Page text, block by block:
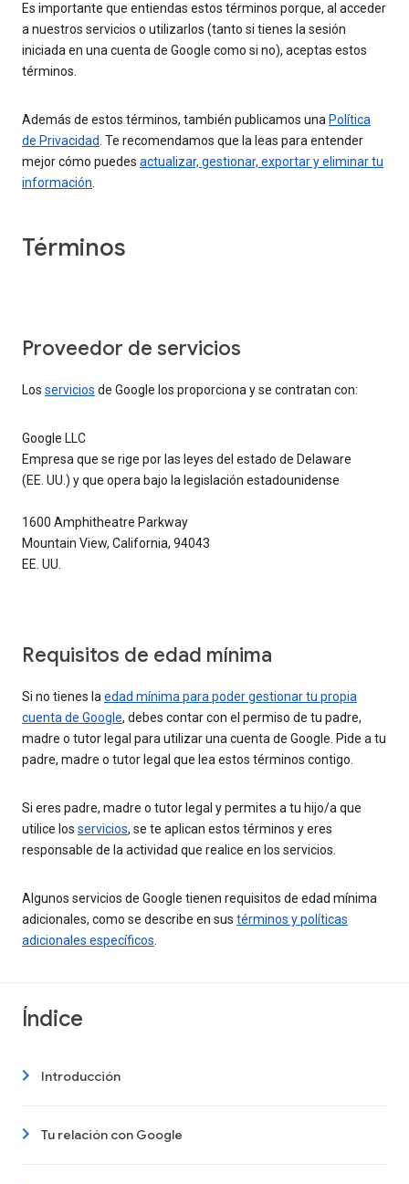
Es importante que entiendas estos términos porque, al acceder
a nuestros servicios o utilizarlos (tanto si tienes la sesión
iniciada en una cuenta de Google como si no), aceptas estos
términos.
Además de estos términos, también publicamos una Política
de Privacidad . Te recomendamos que la leas para entender
mejor cómo puedes actualizar, gestionar, exportar y eliminar tu
información
Términos
Proveedor de servicios
Los servicios de Google los proporciona y se contratan con:
Google LLC
Empresa que se rige por las leyes del estado de Delaware
(EE. UU.) y que opera bajo la legislación estadounidense
1600 Amphitheatre Parkway
Mountain View, California, 94043
EE. UU.
Requisitos de edad mínima
Si no tienes la edad mínima para poder gestionar tu propia
cuenta de Google, debes contar con el permiso de tu padre,
madre o tutor legal para utilizar una cuenta de Google. Pide a tu
padre, madre o tutor legal que lea estos términos contigo.
Si eres padre, madre o tutor legal y permites a tu hijo/a que
utilice los servicios, se te aplican estos términos y eres
responsable de la actividad que realice en los servicios.
Algunos servicios de Google tienen requisitos de edad mínima
adicionales, como se describe en sus términos y políticas
adicionales específicos
Índice
Introducción
Tu relación con Google